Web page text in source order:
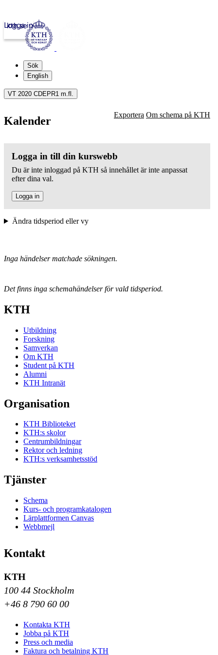
kth.se
Logga in
Sök
English
VT 2020 CDEPR1 m.fl.
Kalender Exportera Om schema på KTH
Logga in till din kurswebb
Du är inte inloggad på KTH så innehållet är inte anpassat
efter dina val.
Logga in
Ändra tidsperiod eller vy
Inga händelser matchade sökningen.
Det finns inga schemahändelser för vald tidsperiod.
KTH
Utbildning
Forskning
Samverkan
Om KTH
Student på KTH
Alumni
KTH Intranät
Organisation
KTH Biblioteket
KTH:s skolor
Centrumbildningar
Rektor och ledning
KTH:s verksamhetsstöd
Tjänster
Schema
Kurs- och programkatalogen
Lärplattformen Canvas
Webbmejl
Kontakt
KTH
100 44 Stockholm
+46 8 790 60 00
Kontakta KTH
Jobba på KTH
Press och media
Faktura och betalning KTH